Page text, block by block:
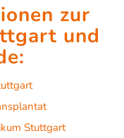
zur
und
Stuttgart